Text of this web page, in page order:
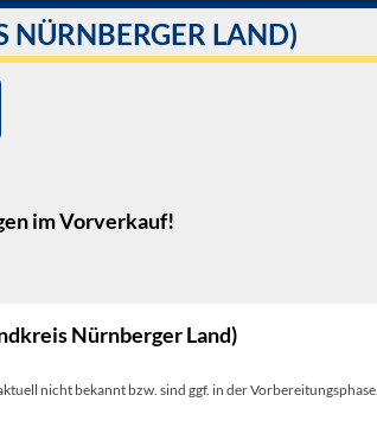
NÜRNBERGER LAND)
im Vorverkauf!
Nürnberger Land)
nicht bekannt bzw. sind ggf. in der Vorbereitungsphase.